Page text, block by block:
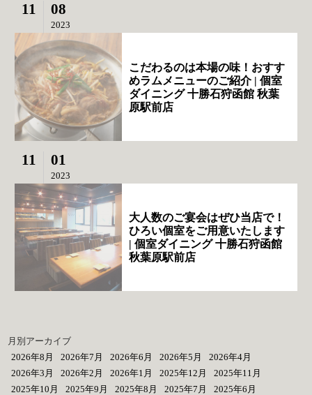
11 08
2023
こだわるのは本場の味！おすす
めラムメニューのご紹介 | 個室
ダイニング 十勝石狩函館 秋葉
原駅前店
11 01
2023
大人数のご宴会はぜひ当店で！
ひろい個室をご用意いたします
| 個室ダイニング 十勝石狩函館
秋葉原駅前店
月別アーカイブ
2026年8月
2026年7月 2026年6月 2026年5月
2026年4月
2026年3月
2026年2月 2026年1月 2025年12月
2025年11月
2025年10月
2025年9月 2025年8月 2025年7月
2025年6月